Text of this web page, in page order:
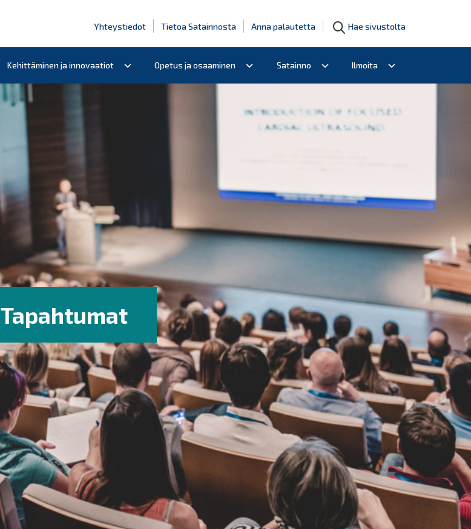
Yhteystiedot Tietoa Satainnosta Anna palautetta Hae sivustolta
Kehittäminen ja innovaatiot Opetus ja osaaminen Satainno Ilmoita
Tapahtumat